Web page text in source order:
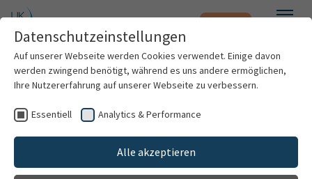
Zum Hauptinhalt springen Notfall
Patienten & Besucher
Kliniken & Institute
Matthias Mühlhauser
Datenschutzeinstellungen
Auf unserer Webseite werden Cookies verwendet. Einige davon
werden zwingend benötigt, während es uns andere ermöglichen,
Ihre Nutzererfahrung auf unserer Webseite zu verbessern.
Essentiell Analytics & Performance
Alle akzeptieren